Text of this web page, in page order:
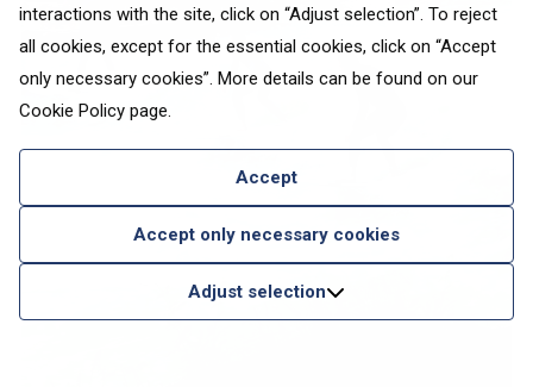
interactions with the site, click on “Adjust selection”. To reject
all cookies, except for the essential cookies, click on “Accept
only necessary cookies”. More details can be found on our
Cookie Policy page.
Accept
Accept only necessary cookies
Adjust selection